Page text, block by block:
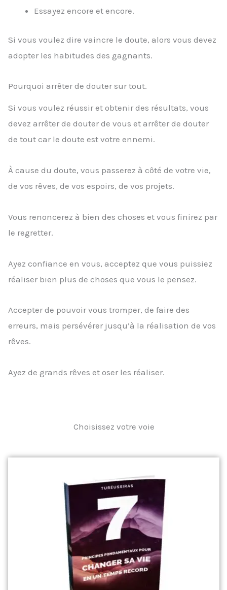
Essayez encore et encore.
Si vous voulez dire vaincre le doute, alors vous devez
adopter les habitudes des gagnants.
Pourquoi arrêter de douter sur tout.
Si vous voulez réussir et obtenir des résultats, vous
devez arrêter de douter de vous et arrêter de douter
de tout car le doute est votre ennemi.
À cause du doute, vous passerez à côté de votre vie,
de vos rêves, de vos espoirs, de vos projets.
Vous renoncerez à bien des choses et vous finirez par
le regretter.
Ayez confiance en vous, acceptez que vous puissiez
réaliser bien plus de choses que vous le pensez.
Accepter de pouvoir vous tromper, de faire des
erreurs, mais persévérer jusqu’à la réalisation de vos
rêves.
Ayez de grands rêves et oser les réaliser.
Choisissez votre voie